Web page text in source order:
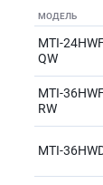
МОДЕЛЬ
MTI-
QW
MTI-
RW
MTI-